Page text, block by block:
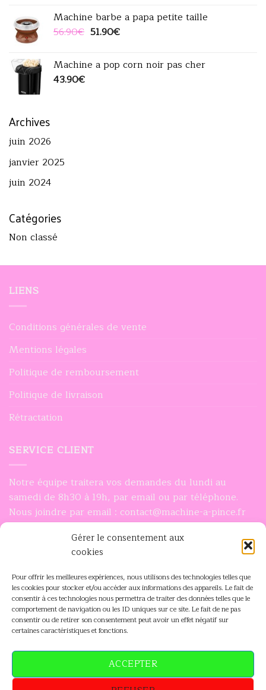
Gérer le consentement aux
cookies
Pour offrir les meilleures expériences, nous utilisons des technologies telles que
les cookies pour stocker et/ou accéder aux informations des appareils. Le fait de
consentir à ces technologies nous permettra de traiter des données telles que le
comportement de navigation ou les ID uniques sur ce site. Le fait de ne pas
consentir ou de retirer son consentement peut avoir un effet négatif sur
certaines caractéristiques et fonctions.
ACCEPTER
Machine barbe a papa petite taille
56.90€ Le
était :
51.90€Le
est :
Machine a pop corn noir pas cher
43.90€
Archives
juin 2026
janvier 2025
juin 2024
Catégories
Non classé
LIENS
Conditions générales de vente
Mentions légales
Politique de remboursement
Politique de livraison
Rétractation
SERVICE CLIENT
Notre équipe traitera vos demandes du lundi au
samedi de 8h30 à 19h, par email ou par téléphone.
Nous joindre par email : contact@machine-a-pince.fr
INFORMATIONS
Mon compte
Contactez-nous
Suivi de livraison
Code promo